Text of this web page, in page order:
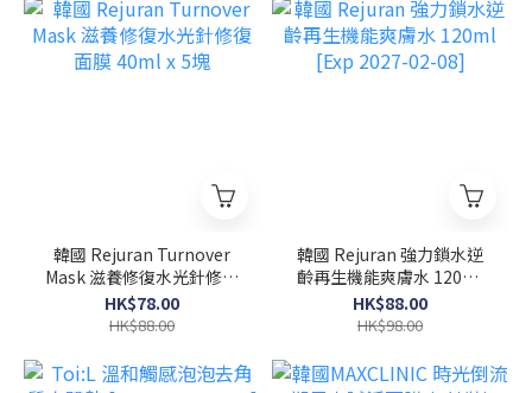
韓國 Rejuran Turnover
Mask 滋養修復水光針修復
面膜 40ml x 5塊
HK$78.00
HK$88.00
韓國 Rejuran 強力鎖水逆
齡再生機能爽膚水 120ml
[Exp 2027-02-08]
HK$88.00
HK$98.00